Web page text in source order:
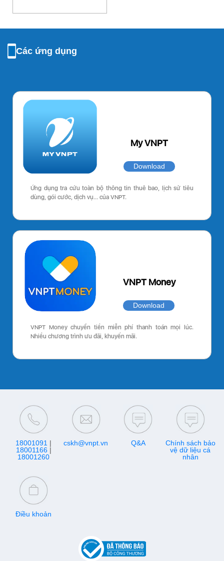
Các ứng dụng
My VNPT
Download
Ứng dụng tra cứu toàn bộ thông tin thuê bao, lịch sử tiêu
dùng, gói cước, dịch vụ… của VNPT.
VNPT Money
Download
VNPT Money chuyển tiền miễn phí thanh toán mọi lúc.
Nhiều chương trình ưu đãi, khuyến mãi.
18001091 |
18001166|
18001260
cskh@vnpt.vn Q&A
Chính sách bảo
vệ dữ liệu cá
nhân
Điều khoản